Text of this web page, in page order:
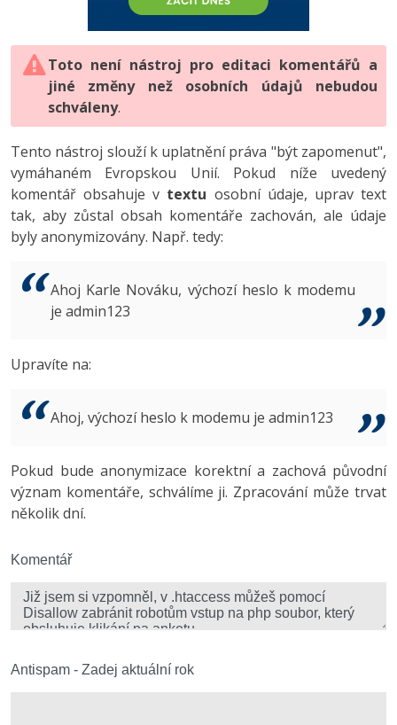
HTML5, CSS3, Bootstrap, SEO
SQL a databáze
Testování a verzování
UML a návrhové vzory
React
Spring
ASP.NET MVC
Best practices
PHP
JavaScript
Python
HTML / CSS
UML a návrhové vzory
MySQL/MariaDB
MS-SQL
Vývojář mobilních aplikací
C# Game developer
Tester
Systémový administrátor
3D grafik
Copywriter
WordPress specialista
-80%
JavaScript -80%
PHP -80%
Swift -80%
Kotlin -80%
VB.NET
Algoritmy -41%
Umělá inteligence (AI) -10%
Fórum
Digitální gramotnost
Marketing
WordPress
SEO
UX
Business
Copywriting
Windows
Kybernetická bezpečnost
-80%
Adobe Illustrator -80%
Adobe Lightroom
Adobe XD
Adobe InDesign -25%
Adobe After Effects
Inkscape
Fórum
Toto není nástroj pro editaci komentářů a
jiné změny než osobních údajů nebudou
schváleny.
Tento nástroj slouží k uplatnění práva "být zapomenut",
vymáhaném Evropskou Unií. Pokud níže uvedený
komentář obsahuje v textu osobní údaje, uprav text
tak, aby zůstal obsah komentáře zachován, ale údaje
byly anonymizovány. Např. tedy:
Ahoj Karle Nováku, výchozí heslo k modemu
je admin123
Upravíte na:
Ahoj, výchozí heslo k modemu je admin123
Pokud bude anonymizace korektní a zachová původní
význam komentáře, schválíme ji. Zpracování může trvat
několik dní.
Komentář
Antispam - Zadej aktuální rok